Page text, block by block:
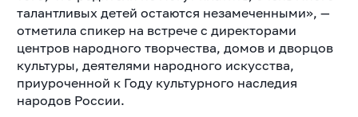
талантливых детей остаются незамеченными», —
отметила спикер на встрече с директорами
центров народного творчества, домов и дворцов
культуры, деятелями народного искусства,
приуроченной к Году культурного наследия
народов России.